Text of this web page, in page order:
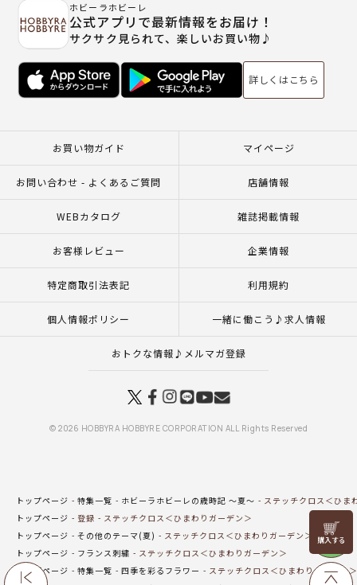
リリヤン
フェア
ホビーラホビーレ
公式アプリで最新情報をお届け！
サクサク見られて、楽しいお買い物♪
詳しくはこちら
お買い物ガイド マイページ
お問い合わせ - よくあるご質問 店舗情報
WEBカタログ 雑誌掲載情報
お客様レビュー 企業情報
特定商取引法表記 利用規約
個人情報ポリシー 一緒に働こう♪求人情報
おトクな情報♪メルマガ登録
© 2026 HOBBYRA HOBBYRE CORPORATION ALL Rights Reserved
トップページ 特集一覧 ホビーラホビーレの歳時記 ～夏～
ステッチクロス＜ひま
トップページ
登録
ステッチクロス＜ひまわりガーデン＞
トップページ
その他のテーマ(夏)
ステッチクロス＜ひまわりガーデン＞
トップページ
フランス刺繍
ステッチクロス＜ひまわりガーデン＞
トップページ
特集一覧 四季を彩るフラワー
ステッチクロス＜ひまわりガーデン＞